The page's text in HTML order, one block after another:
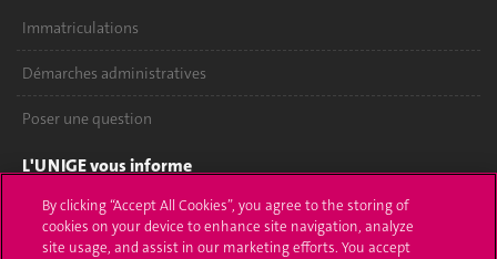
Immatriculations
Démarches administratives
Poser une question
L'UNIGE vous informe
UNIGE Mobile
By clicking “Accept All Cookies”, you agree to the storing of
cookies on your device to enhance site navigation, analyze
site usage, and assist in our marketing efforts. You accept